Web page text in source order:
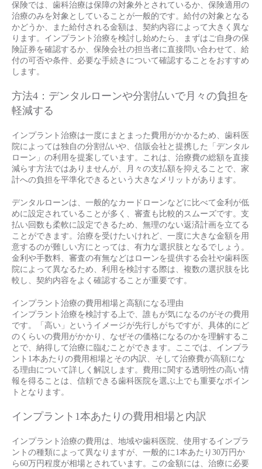
保険では、歯科治療は保障の対象外とされているか、保険適用の
治療のみを対象としていることが一般的です。給付の対象となる
かどうか、また給付される金額は、契約内容によって大きく異な
ります。インプラント治療を検討し始めたら、まずはご自身の保
険証券を確認するか、保険会社の担当者に直接問い合わせて、給
付の可否や条件、必要な手続きについて確認することをおすすめ
します。
方法4：デンタルローンや分割払いで月々の負担を
軽減する
インプラント治療は一度にまとまった費用がかかるため、歯科医
院によっては独自の分割払いや、信販会社と提携した「デンタル
ローン」の利用を提案しています。これは、治療費の総額を直接
減らす方法ではありませんが、月々の支払額を抑えることで、家
計への負担を平準化できるという大きなメリットがあります。
デンタルローンは、一般的なカードローンなどに比べて金利が低
めに設定されていることが多く、審査も比較的スムーズです。支
払い回数も柔軟に設定できるため、無理のない返済計画を立てる
ことができます。治療を受けたいけれど、一度に大きな金額を用
意するのが難しい方にとっては、有力な選択肢となるでしょう。
金利や手数料、審査の有無などはローンを提供する会社や歯科医
院によって異なるため、利用を検討する際は、複数の選択肢を比
較し、契約内容をよく確認することが重要です。
インプラント治療の費用相場と高額になる理由
インプラント治療を検討する上で、誰もが気になるのがその費用
です。「高い」というイメージが先行しがちですが、具体的にど
のくらいの費用がかかり、なぜその価格になるのかを理解するこ
とで、納得して治療に臨むことができます。ここでは、インプラ
ント1本あたりの費用相場とその内訳、そして治療費が高額にな
る理由について詳しく解説します。費用に関する透明性の高い情
報を得ることは、信頼できる歯科医院を選ぶ上でも重要なポイン
トとなります。
インプラント1本あたりの費用相場と内訳
インプラント治療の費用は、地域や歯科医院、使用するインプラ
ントの種類によって異なりますが、一般的に1本あたり30万円か
ら60万円程度が相場とされています。この金額には、治療に必要